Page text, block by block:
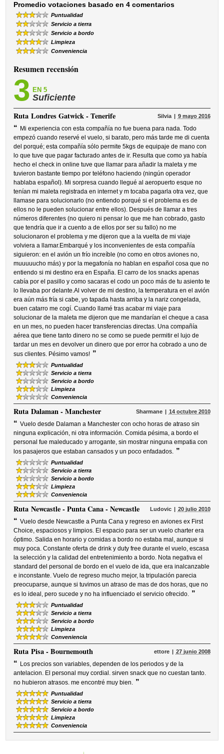
Promedio votaciones basado en 4 comentarios
Puntualidad
Servicio a tierra
Servicio a bordo
Limpieza
Conveniencia
Resumen recensión
3 EN 5
Suficiente
RutaLondres Gatwick - Tenerife Silvia 9 mayo 2016
“ Mi experiencia con esta compañía no fue buena para nada. Todo
empezó cuando reservé el vuelo, si barato, pero más tarde me di cuenta
del porqué; esta compañía sólo permite 5kgs de equipaje de mano con
lo que tuve que pagar facturado antes de ir. Resulta que como ya había
hecho el check in online tuve que llamar para añadir la maleta y me
tuvieron bastante tiempo por teléfono haciendo (ningún operador
hablaba español). Mi sorpresa cuando llegué al aeropuerto esque no
tenían mi maleta registrada en internet y m tocaba pagarla otra vez, que
llamase para solucionarlo (no entiendo porqué si el problema es de
ellos no le pueden solucionar entre ellos). Después de llamar a tres
números diferentes (no quiero ni pensar lo que me han cobrado, gasto
que tendría que ir a cuento a de ellos por ser su fallo) no me
solucionaron el problema y me dijeron que a la vuelta de mi viaje
volviera a llamar.Embarqué y los inconvenientes de esta compañía
siguieron: en el avión un frío increíble (no como en otros aviones no,
muuuuucho más) y por la megafonía no hablan en español cosa que no
entiendo si mi destino era en España. El carro de los snacks apenas
cabía por el pasillo y como sacaras el codo un poco más de tu asiento te
lo llevaba por delante.Al volver de mi destino, la temperatura en el avión
era aún más fría si cabe, yo tapada hasta arriba y la nariz congelada,
buen catarro me cogí. Cuando llamé tras acabar mi viaje para
solucionar de la maleta me dijeron que me mandarían el cheque a casa
en un mes, no pueden hacer transferencias directas. Una compañía
aérea que tiene tanto dinero no se como se puede permitir el lujo de
tardar un mes en devolver un dinero que por error ha cobrado a uno de
sus clientes. Pésimo vamos! ”
Puntualidad
Servicio a tierra
Servicio a bordo
Limpieza
Conveniencia
RutaDalaman - Manchester Sharmane 14 octubre 2010
“ Vuelo desde Dalaman a Manchester con ocho horas de atraso sin
ninguna explicación, ni otra información. Comida pésima, a bordo el
personal fue maleducado y arrogante, sin mostrar ninguna empatia con
los pasajeros que estaban cansados y un poco enfadados. ”
Puntualidad
Servicio a tierra
Servicio a bordo
Limpieza
Conveniencia
RutaNewcastle - Punta Cana - Newcastle Ludovic 20 julio 2010
“ Vuelo desde Newcastle a Punta Cana y regreso en aviones ex First
Choice, espaciosos y limpios. El espacio para ser un vuelo charter era
óptimo. Salida en horario y comidas a bordo no estaba mal, aunque si
muy poca. Constante oferta de drink y duty free durante el vuelo, escasa
la selección y la calidad del entretenimiento a bordo. Nota negativa el
standard del personal de bordo en el vuelo de ida, que era inalcanzable
e inconstante. Vuelo de regreso mucho mejor, la tripulación parecia
preocuparse, aunque si tuvimos un atraso de mas de dos horas, que no
es lo ideal, pero sucede y no ha influenciado el servicio ofrecido. ”
Puntualidad
Servicio a tierra
Servicio a bordo
Limpieza
Conveniencia
RutaPisa - Bournemouth ettore 27 junio 2008
“ Los precios son variables, dependen de los periodos y de la
antelacion. El personal muy cordial. sirven snack que no cuestan tanto.
no hubieron atrasos. me encontré muy bien. ”
Puntualidad
Servicio a tierra
Servicio a bordo
Limpieza
Conveniencia